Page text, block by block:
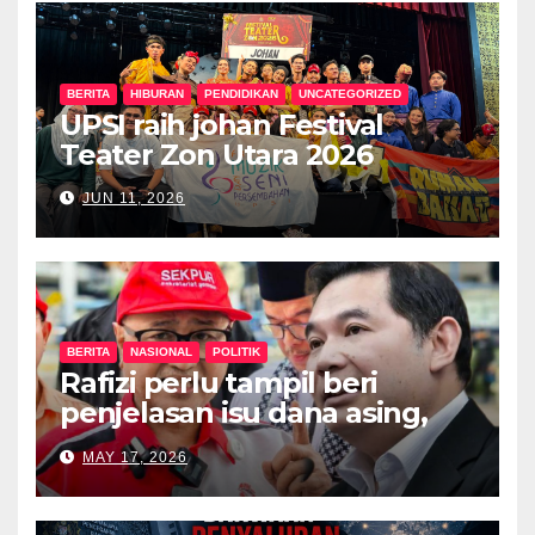
BERITA HIBURAN PENDIDIKAN UNCATEGORIZED
UPSI raih johan Festival
Teater Zon Utara 2026
JUN 11, 2026
BERITA NASIONAL POLITIK
Rafizi perlu tampil beri
penjelasan isu dana asing,
khianat negara
MAY 17, 2026